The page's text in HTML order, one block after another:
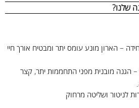
שלנו?
– הארון מונע עומס יתר ומבטיח אורך חיי
הגנה מובנית מפני התחממות יתר, קצר
לניטור ושליטה מרחוק